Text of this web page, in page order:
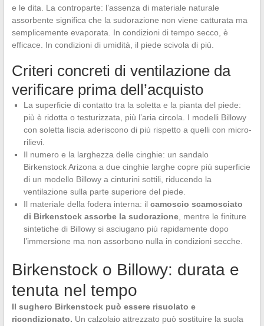
e le dita. La controparte: l’assenza di materiale naturale
assorbente significa che la sudorazione non viene catturata ma
semplicemente evaporata. In condizioni di tempo secco, è
efficace. In condizioni di umidità, il piede scivola di più.
Criteri concreti di ventilazione da
verificare prima dell’acquisto
La superficie di contatto tra la soletta e la pianta del piede:
più è ridotta o testurizzata, più l’aria circola. I modelli Billowy
con soletta liscia aderiscono di più rispetto a quelli con micro-
rilievi.
Il numero e la larghezza delle cinghie: un sandalo
Birkenstock Arizona a due cinghie larghe copre più superficie
di un modello Billowy a cinturini sottili, riducendo la
ventilazione sulla parte superiore del piede.
Il materiale della fodera interna: il camoscio scamosciato
di Birkenstock assorbe la sudorazione, mentre le finiture
sintetiche di Billowy si asciugano più rapidamente dopo
l’immersione ma non assorbono nulla in condizioni secche.
Birkenstock o Billowy: durata e
tenuta nel tempo
Il sughero Birkenstock può essere risuolato e
ricondizionato. Un calzolaio attrezzato può sostituire la suola